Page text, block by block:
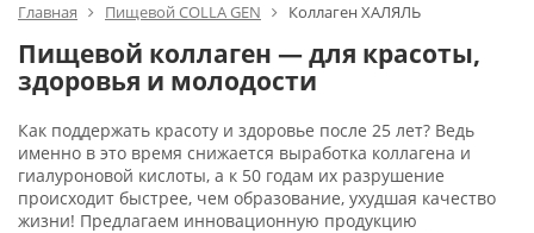
Главная Пищевой COLLA GEN Коллаген ХАЛЯЛЬ
Пищевой коллаген — для красоты,
здоровья и молодости
Как поддержать красоту и здоровье после 25 лет? Ведь
именно в это время снижается выработка коллагена и
гиалуроновой кислоты, а к 50 годам их разрушение
происходит быстрее, чем образование, ухудшая качество
жизни! Предлагаем инновационную продукцию